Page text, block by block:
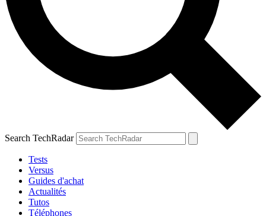
Search TechRadar
Tests
Versus
Guides d'achat
Actualités
Tutos
Téléphones